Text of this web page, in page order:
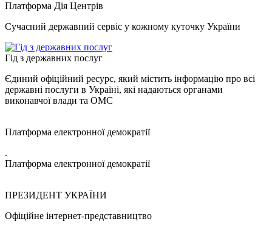
Платформа Дія Центрів
Сучасний державний сервіс у кожному куточку України
Гід з державних послуг
Єдиний офіційний ресурс, який містить інформацію про всі
державні послуги в Україні, які надаються органами
виконавчої влади та ОМС
Платформа електронної демократії
.
Платформа електронної демократії
ПРЕЗИДЕНТ УКРАЇНИ
Офіційне інтернет-представництво